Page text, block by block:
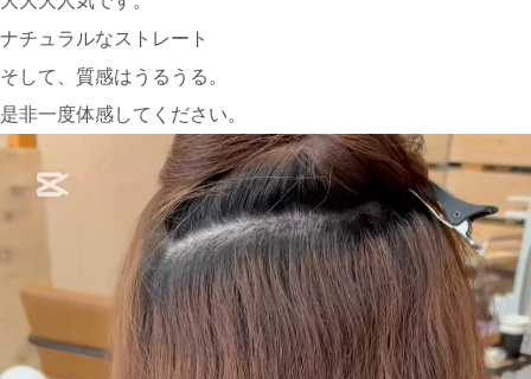
ナチュラルなストレート
そして、質感はうるうる。
是非一度体感してください。